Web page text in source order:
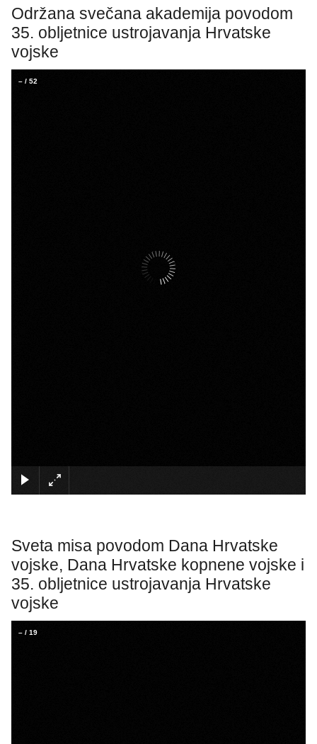
Održana svečana akademija povodom
35. obljetnice ustrojavanja Hrvatske
vojske
– / 52
Sveta misa povodom Dana Hrvatske
vojske, Dana Hrvatske kopnene vojske i
35. obljetnice ustrojavanja Hrvatske
vojske
– / 19